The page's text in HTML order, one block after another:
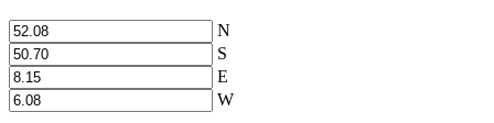
N
S
E
W